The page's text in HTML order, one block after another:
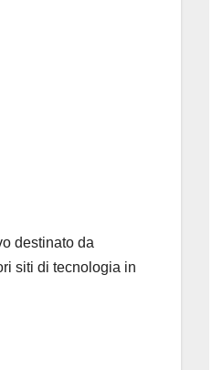
destinato da
siti di tecnologia in